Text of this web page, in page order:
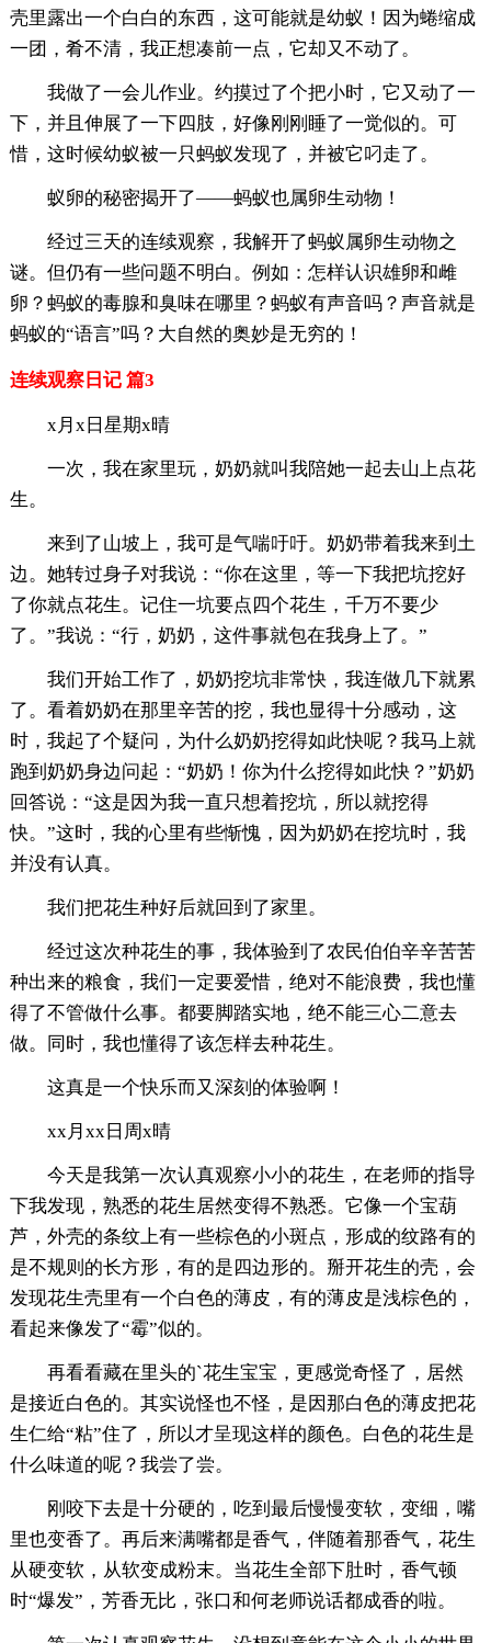
壳里露出一个白白的东西，这可能就是幼蚁！因为蜷缩成
一团，肴不清，我正想凑前一点，它却又不动了。
我做了一会儿作业。约摸过了个把小时，它又动了一
下，并且伸展了一下四肢，好像刚刚睡了一觉似的。可
惜，这时候幼蚁被一只蚂蚁发现了，并被它叼走了。
蚁卵的秘密揭开了——蚂蚁也属卵生动物！
经过三天的连续观察，我解开了蚂蚁属卵生动物之
谜。但仍有一些问题不明白。例如：怎样认识雄卵和雌
卵？蚂蚁的毒腺和臭味在哪里？蚂蚁有声音吗？声音就是
蚂蚁的“语言”吗？大自然的奥妙是无穷的！
连续观察日记 篇3
x月x日星期x晴
一次，我在家里玩，奶奶就叫我陪她一起去山上点花
生。
来到了山坡上，我可是气喘吁吁。奶奶带着我来到土
边。她转过身子对我说：“你在这里，等一下我把坑挖好
了你就点花生。记住一坑要点四个花生，千万不要少
了。”我说：“行，奶奶，这件事就包在我身上了。”
我们开始工作了，奶奶挖坑非常快，我连做几下就累
了。看着奶奶在那里辛苦的挖，我也显得十分感动，这
时，我起了个疑问，为什么奶奶挖得如此快呢？我马上就
跑到奶奶身边问起：“奶奶！你为什么挖得如此快？”奶奶
回答说：“这是因为我一直只想着挖坑，所以就挖得
快。”这时，我的心里有些惭愧，因为奶奶在挖坑时，我
并没有认真。
我们把花生种好后就回到了家里。
经过这次种花生的事，我体验到了农民伯伯辛辛苦苦
种出来的粮食，我们一定要爱惜，绝对不能浪费，我也懂
得了不管做什么事。都要脚踏实地，绝不能三心二意去
做。同时，我也懂得了该怎样去种花生。
这真是一个快乐而又深刻的体验啊！
xx月xx日周x晴
今天是我第一次认真观察小小的花生，在老师的指导
下我发现，熟悉的花生居然变得不熟悉。它像一个宝葫
芦，外壳的条纹上有一些棕色的小斑点，形成的纹路有的
是不规则的长方形，有的是四边形的。掰开花生的壳，会
发现花生壳里有一个白色的薄皮，有的薄皮是浅棕色的，
看起来像发了“霉”似的。
再看看藏在里头的`花生宝宝，更感觉奇怪了，居然
是接近白色的。其实说怪也不怪，是因那白色的薄皮把花
生仁给“粘”住了，所以才呈现这样的颜色。白色的花生是
什么味道的呢？我尝了尝。
刚咬下去是十分硬的，吃到最后慢慢变软，变细，嘴
里也变香了。再后来满嘴都是香气，伴随着那香气，花生
从硬变软，从软变成粉末。当花生全部下肚时，香气顿
时“爆发”，芳香无比，张口和何老师说话都成香的啦。